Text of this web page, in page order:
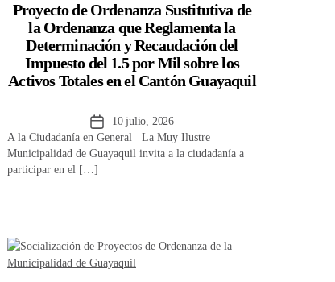
Proyecto de Ordenanza Sustitutiva de
la Ordenanza que Reglamenta la
Determinación y Recaudación del
Impuesto del 1.5 por Mil sobre los
Activos Totales en el Cantón Guayaquil
Fecha
de
la
entrada
10 julio, 2026
A la Ciudadanía en General La Muy Ilustre
Municipalidad de Guayaquil invita a la ciudadanía a
participar en el […]